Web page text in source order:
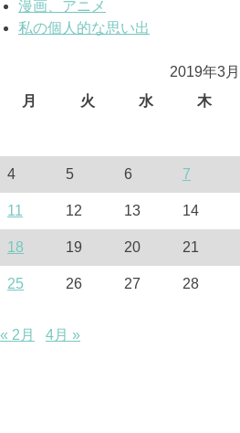
漫画、アニメ
私の個人的な思い出
2019年3月
月
火 水 木
4 5 6 7
11 12 13 14
18 19 20 21
25 26 27 28
« 2月 4月 »